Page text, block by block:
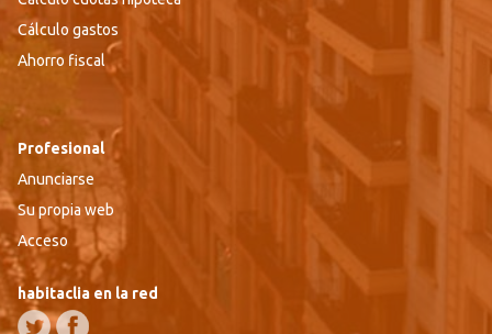
Cálculo gastos
Ahorro fiscal
Profesional
Anunciarse
Su propia web
Acceso
habitaclia en la red